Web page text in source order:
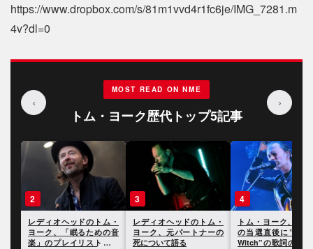
https://www.dropbox.com/s/81m1vvd4r1fc6je/IMG_7281.m
4v?dl=0
‹
MOST READ ON NME
トム・ヨーク歴代トップ5記事
›
3
レディオヘッドのトム・
ヨーク、元パートナーの
死について語る
4
トム・ヨーク、トランプ
の当選直後に”Burn The
Witch”の歌詞の一部をツ
5
レディオヘッドの
ヨーク、『キッド
制作時に陥ったス